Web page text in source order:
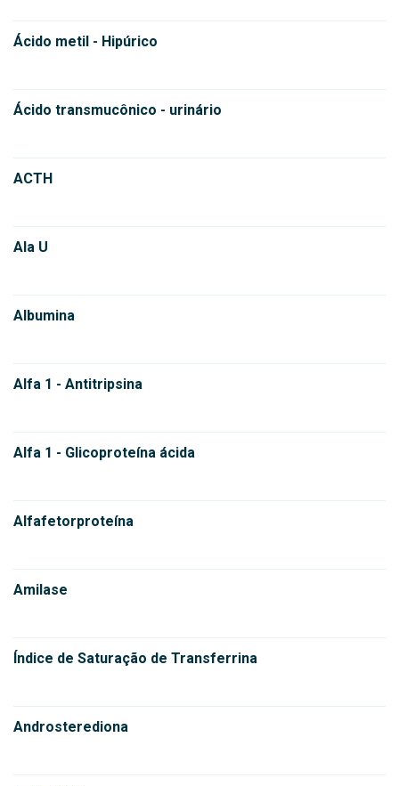
Ácido metil - Hipúrico
Ácido transmucônico - urinário
ACTH
Ala U
Albumina
Alfa 1 - Antitripsina
Alfa 1 - Glicoproteína ácida
Alfafetorproteína
Amilase
Índice de Saturação de Transferrina
Androsterediona